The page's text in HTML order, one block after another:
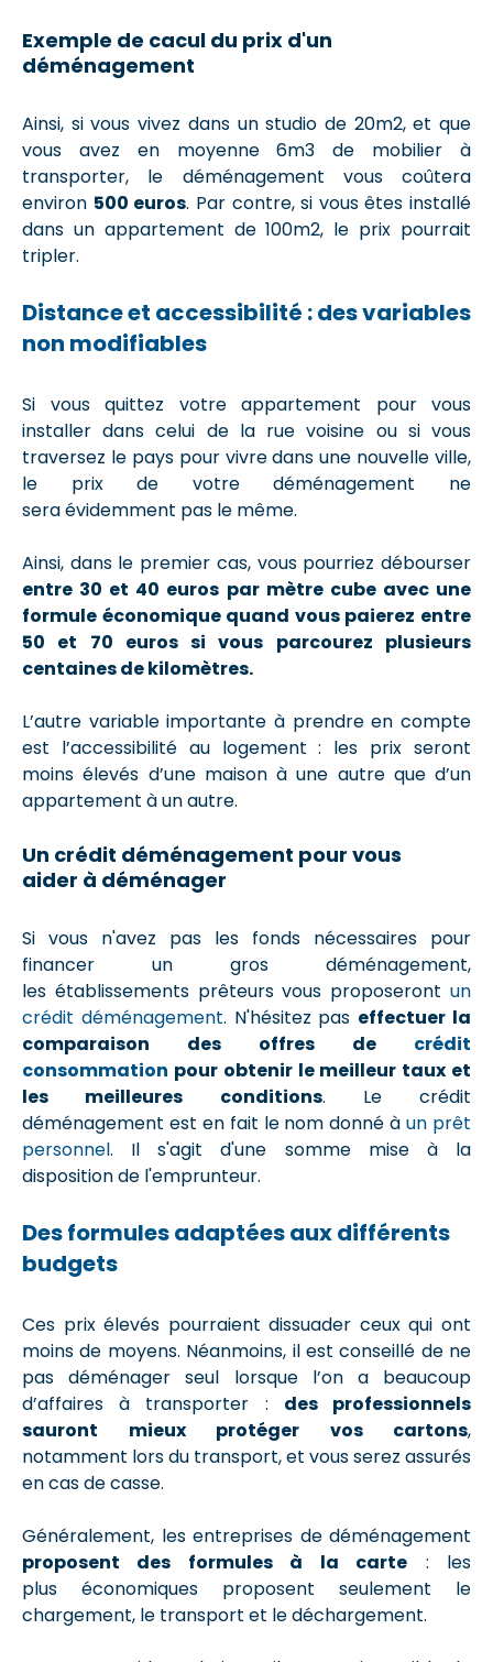
Exemple de cacul du prix d'un
déménagement
Ainsi, si vous vivez dans un studio de 20m2, et que
vous avez en moyenne 6m3 de mobilier à
transporter, le déménagement vous coûtera
environ 500 euros. Par contre, si vous êtes installé
dans un appartement de 100m2, le prix pourrait
tripler.
Distance et accessibilité : des variables
non modifiables
Si vous quittez votre appartement pour vous
installer dans celui de la rue voisine ou si vous
traversez le pays pour vivre dans une nouvelle ville,
le prix de votre déménagement ne
sera évidemment pas le même.
Ainsi, dans le premier cas, vous pourriez débourser
entre 30 et 40 euros par mètre cube avec une
formule économique quand vous paierez entre
50 et 70 euros si vous parcourez plusieurs
centaines de kilomètres.
L’autre variable importante à prendre en compte
est l’accessibilité au logement : les prix seront
moins élevés d’une maison à une autre que d’un
appartement à un autre.
Un crédit déménagement pour vous
aider à déménager
Si vous n'avez pas les fonds nécessaires pour
financer un gros déménagement,
les établissements prêteurs vous proposeront un
crédit déménagement. N'hésitez pas effectuer la
comparaison des offres de crédit
consommation pour obtenir le meilleur taux et
les meilleures conditions. Le crédit
déménagement est en fait le nom donné àun prêt
personnel. Il s'agit d'une somme mise à la
disposition de l'emprunteur.
Des formules adaptées aux différents
budgets
Ces prix élevés pourraient dissuader ceux qui ont
moins de moyens. Néanmoins, il est conseillé de ne
pas déménager seul lorsque l’on a beaucoup
d’affaires à transporter : des professionnels
sauront mieux protéger vos cartons,
notamment lors du transport, et vous serez assurés
en cas de casse.
Généralement, les entreprises de déménagement
proposent des formules à la carte : les
plus économiques proposent seulement le
chargement, le transport et le déchargement.